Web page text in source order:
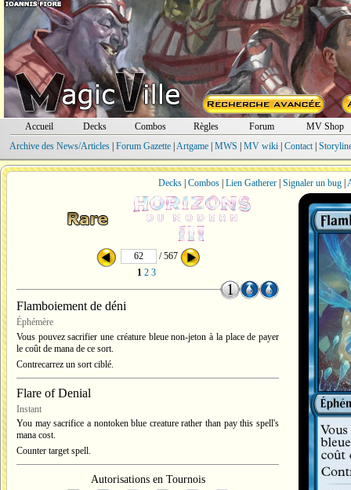
Accueil Decks Combos Règles Forum
MV Shop
Archive des News/Articles| Forum Gazette| Artgame| MWS MV wiki| Contact|
Decks Combos Lien Gatherer Signaler un bug
/ 567
1 2 3
Flamboiement de déni
Éphémère
Vous pouvez sacrifier une créature bleue non-jeton à la place de payer
le coût de mana de ce sort.
Contrecarrez un sort ciblé.
Flare of Denial
Instant
You may sacrifice a nontoken blue creature rather than pay this spell's
mana cost.
Counter target spell.
Autorisations en Tournois